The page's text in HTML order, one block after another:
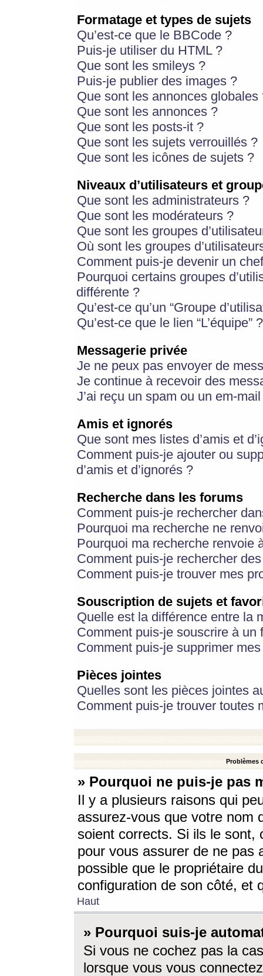
Formatage et types de sujets
Qu’est-ce que le BBCode ?
Puis-je utiliser du HTML ?
Que sont les smileys ?
Puis-je publier des images ?
Que sont les annonces globales
Que sont les annonces ?
Que sont les posts-it ?
Que sont les sujets verrouillés ?
Que sont les icônes de sujets ?
Niveaux d’utilisateurs et
Que sont les administrateurs ?
Que sont les modérateurs ?
Que sont les groupes
Où sont les groupes
Comment puis-je devenir un
Pourquoi certains groupes
différente ?
Qu’est-ce qu’un “Groupe
Qu’est-ce que le lien “L’équipe” ?
Messagerie privée
Je ne peux pas envoyer de
Je continue à recevoir des
J’ai reçu un spam ou un em-
Amis et ignorés
Que sont mes listes d’amis et
Comment puis-je ajouter ou
d’amis et d’ignorés ?
Recherche dans les forums
Comment puis-je rechercher
Pourquoi ma recherche ne
Pourquoi ma recherche renvoie
Comment puis-je rechercher
Comment puis-je trouver mes
Souscription de sujets et
Quelle est la différence entre la
Comment puis-je souscrire à
Comment puis-je supprimer
Pièces jointes
Quelles sont les pièces jointes
Comment puis-je trouver toutes
Problèmes
» Pourquoi ne puis-je pas
Il y a plusieurs raisons qui
assurez-vous que votre nom
soient corrects. Si ils le sont,
pour vous assurer de ne pas
possible que le propriétaire
configuration de son côté, et
Haut
» Pourquoi suis-je
Si vous ne cochez pas la
lorsque vous vous